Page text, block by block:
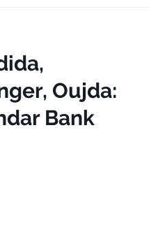
Oujda:
Bank